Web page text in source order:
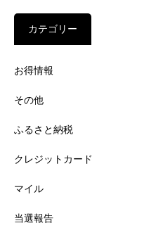
カテゴリー
お得情報
その他
ふるさと納税
クレジットカード
マイル
当選報告